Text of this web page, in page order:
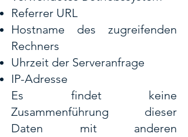
Referrer URL
Hostname des zugreifenden
Rechners
Uhrzeit der Serveranfrage
IP-Adresse
Es findet keine
Zusammenführung dieser
Daten mit anderen